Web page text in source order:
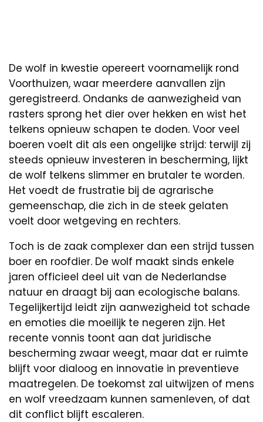
De wolf in kwestie opereert voornamelijk rond
Voorthuizen, waar meerdere aanvallen zijn
geregistreerd. Ondanks de aanwezigheid van
rasters sprong het dier over hekken en wist het
telkens opnieuw schapen te doden. Voor veel
boeren voelt dit als een ongelijke strijd: terwijl zij
steeds opnieuw investeren in bescherming, lijkt
de wolf telkens slimmer en brutaler te worden.
Het voedt de frustratie bij de agrarische
gemeenschap, die zich in de steek gelaten
voelt door wetgeving en rechters.
Toch is de zaak complexer dan een strijd tussen
boer en roofdier. De wolf maakt sinds enkele
jaren officieel deel uit van de Nederlandse
natuur en draagt bij aan ecologische balans.
Tegelijkertijd leidt zijn aanwezigheid tot schade
en emoties die moeilijk te negeren zijn. Het
recente vonnis toont aan dat juridische
bescherming zwaar weegt, maar dat er ruimte
blijft voor dialoog en innovatie in preventieve
maatregelen. De toekomst zal uitwijzen of mens
en wolf vreedzaam kunnen samenleven, of dat
dit conflict blijft escaleren.